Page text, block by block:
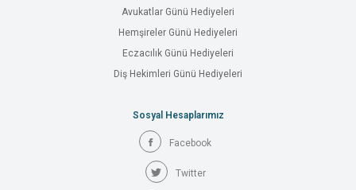
Avukatlar Günü Hediyeleri
Hemşireler Günü Hediyeleri
Eczacılık Günü Hediyeleri
Diş Hekimleri Günü Hediyeleri
Sosyal Hesaplarımız
Facebook
Twitter